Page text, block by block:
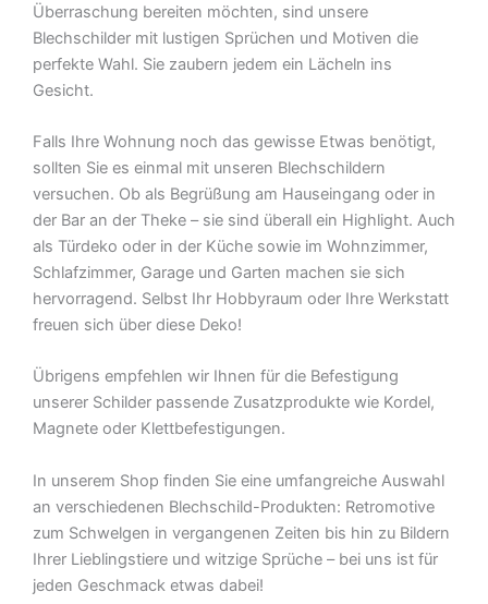
Überraschung bereiten möchten, sind unsere
Blechschilder mit lustigen Sprüchen und Motiven die
perfekte Wahl. Sie zaubern jedem ein Lächeln ins
Gesicht.
Falls Ihre Wohnung noch das gewisse Etwas benötigt,
sollten Sie es einmal mit unseren Blechschildern
versuchen. Ob als Begrüßung am Hauseingang oder in
der Bar an der Theke – sie sind überall ein Highlight. Auch
als Türdeko oder in der Küche sowie im Wohnzimmer,
Schlafzimmer, Garage und Garten machen sie sich
hervorragend. Selbst Ihr Hobbyraum oder Ihre Werkstatt
freuen sich über diese Deko!
Übrigens empfehlen wir Ihnen für die Befestigung
unserer Schilder passende Zusatzprodukte wie Kordel,
Magnete oder Klettbefestigungen.
In unserem Shop finden Sie eine umfangreiche Auswahl
an verschiedenen Blechschild-Produkten: Retromotive
zum Schwelgen in vergangenen Zeiten bis hin zu Bildern
Ihrer Lieblingstiere und witzige Sprüche – bei uns ist für
jeden Geschmack etwas dabei!